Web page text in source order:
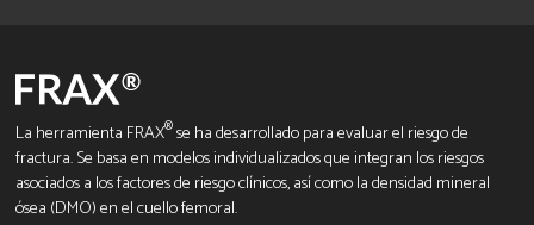
La herramienta FRAX®se ha desarrollado para evaluar el riesgo de
fractura. Se basa en modelos individualizados que integran los riesgos
asociados a los factores de riesgo clínicos, así como la densidad mineral
ósea (DMO) en el cuello femoral.